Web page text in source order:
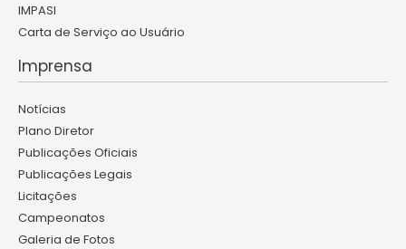
IMPASI
Carta de Serviço ao Usuário
Imprensa
Notícias
Plano Diretor
Publicações Oficiais
Publicações Legais
Licitações
Campeonatos
Galeria de Fotos